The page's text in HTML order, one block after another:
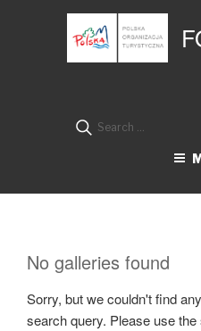
Search
No galleries found
Sorry, but we couldn't find
search query. Please use
Panel zarządzania plikami cookies